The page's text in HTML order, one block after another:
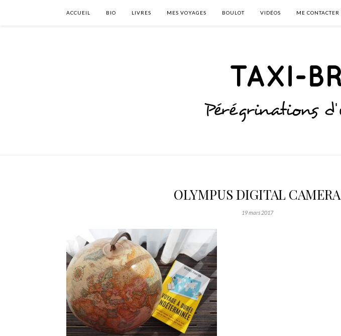
ACCUEIL BIO LIVRES MES VOYAGES BOULOT VIDÉOS ME CONTACTER
OLYMPUS DIGITAL CAMERA
19 mars 2017